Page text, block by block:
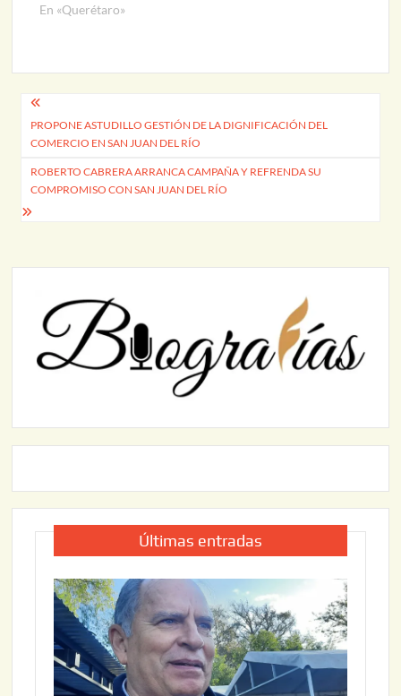
En «Querétaro»
Navegación
de
entradas
PROPONE ASTUDILLO GESTIÓN DE LA DIGNIFICACIÓN DEL
COMERCIO EN SAN JUAN DEL RÍO
ROBERTO CABRERA ARRANCA CAMPAÑA Y REFRENDA SU
COMPROMISO CON SAN JUAN DEL RÍO
Últimas entradas